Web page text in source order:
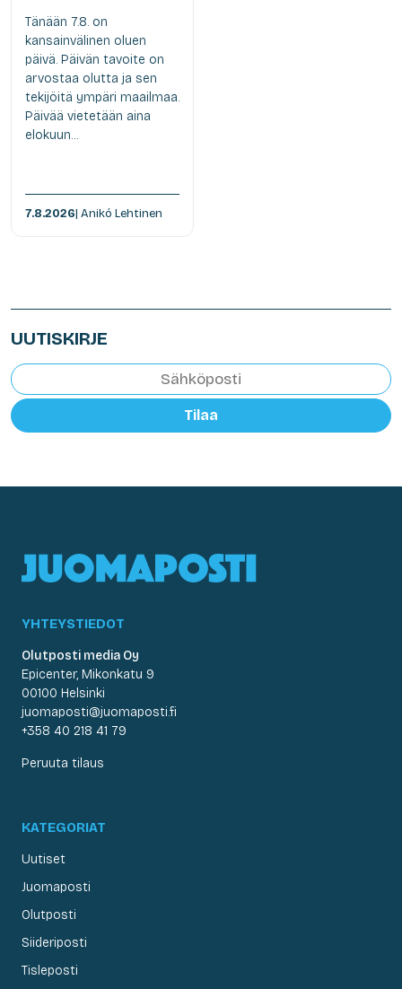
Tänään 7.8. on
kansainvälinen oluen
päivä. Päivän tavoite on
arvostaa olutta ja sen
tekijöitä ympäri maailmaa.
Päivää vietetään aina
elokuun...
7.8.2026| Anikó Lehtinen
UUTISKIRJE
Tilaa
YHTEYSTIEDOT
Olutposti media Oy
Epicenter, Mikonkatu 9
00100 Helsinki
juomaposti@juomaposti.fi
+358 40 218 41 79
Peruuta tilaus
KATEGORIAT
Uutiset
Juomaposti
Olutposti
Siideriposti
Tisleposti